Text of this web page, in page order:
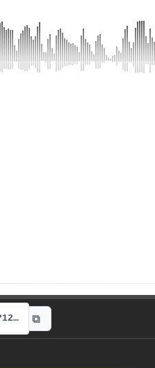
https://radio-g.fr?12257 ⧉